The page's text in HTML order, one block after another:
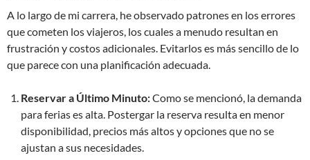
A lo largo de mi carrera, he observado patrones en los errores
que cometen los viajeros, los cuales a menudo resultan en
frustración y costos adicionales. Evitarlos es más sencillo de lo
que parece con una planificación adecuada.
Reservar a Último Minuto:Como se mencionó, la demanda
para ferias es alta. Postergar la reserva resulta en menor
disponibilidad, precios más altos y opciones que no se
ajustan a sus necesidades.